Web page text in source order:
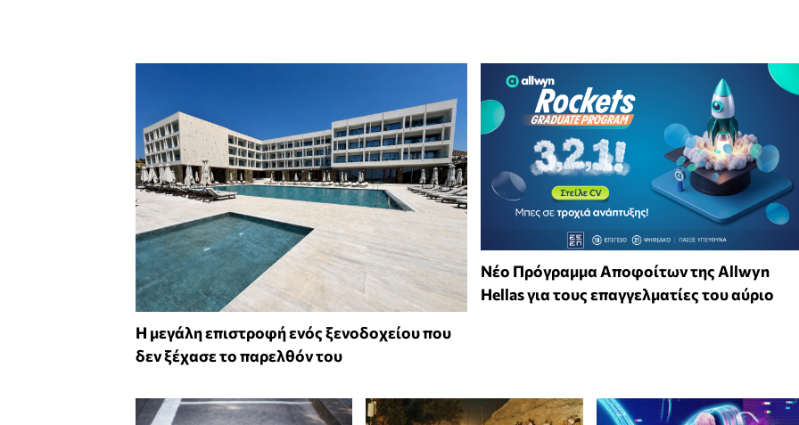
Η μεγάλη επιστροφή ενός ξενοδοχείου που
δεν ξέχασε το παρελθόν του
Νέο Πρόγραμμα Αποφοίτων της Allwyn
Hellas για τους επαγγελματίες του αύριο